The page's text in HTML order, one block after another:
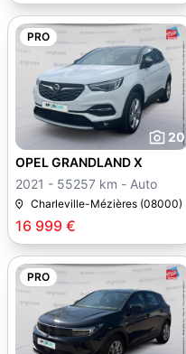
PRO
20
16 999 €
OPEL GRANDLAND X
2021 - 55257 km - Auto
Charleville-Mézières (08000)
PRO